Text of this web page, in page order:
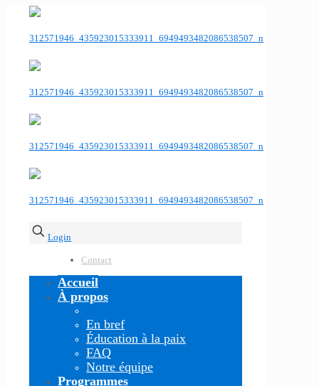
Login
Contact
Accueil
À propos
En bref
Éducation à la paix
FAQ
Notre équipe
Programmes